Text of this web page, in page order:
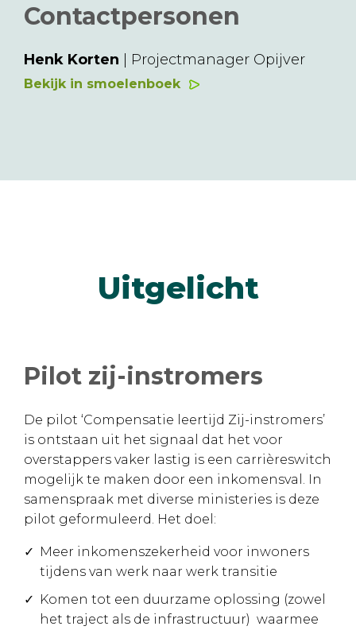
Contactpersonen
Henk Korten | Projectmanager Opijver
Bekijk in smoelenboek
Uitgelicht
Pilot zij-instromers
De pilot ‘Compensatie leertijd Zij-instromers’
is ontstaan uit het signaal dat het voor
overstappers vaker lastig is een carrièreswitch
mogelijk te maken door een inkomensval. In
samenspraak met diverse ministeries is deze
pilot geformuleerd. Het doel:
Meer inkomenszekerheid voor inwoners
tijdens van werk naar werk transitie
Komen tot een duurzame oplossing (zowel
het traject als de infrastructuur) waarmee